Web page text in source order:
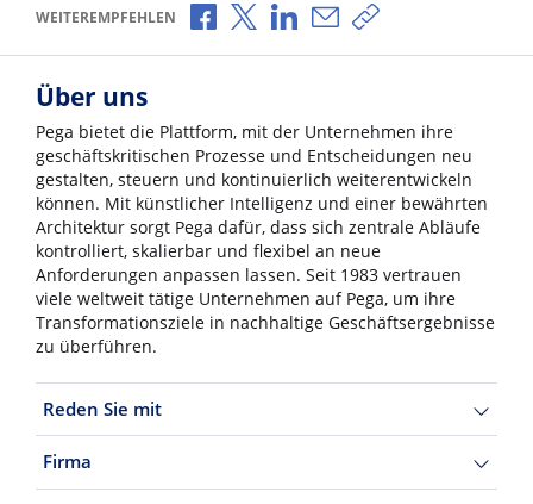
WEITEREMPFEHLEN Über Facebook teilen
Über X teilen
Über LinkedIn teilen
Über E-Mail teilen
Link zum Teilen
Über uns
Pega bietet die Plattform, mit der Unternehmen ihre
geschäftskritischen Prozesse und Entscheidungen neu
gestalten, steuern und kontinuierlich weiterentwickeln
können. Mit künstlicher Intelligenz und einer bewährten
Architektur sorgt Pega dafür, dass sich zentrale Abläufe
kontrolliert, skalierbar und flexibel an neue
Anforderungen anpassen lassen. Seit 1983 vertrauen
viele weltweit tätige Unternehmen auf Pega, um ihre
Transformationsziele in nachhaltige Geschäftsergebnisse
zu überführen.
Reden Sie mit
Firma